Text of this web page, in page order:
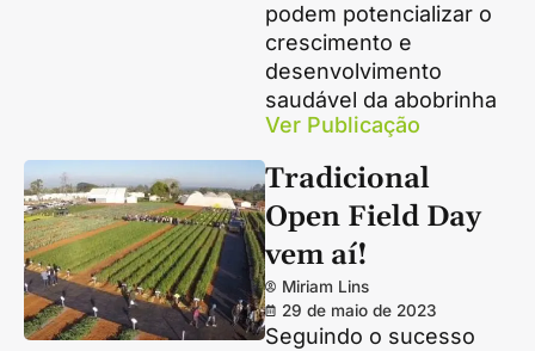
podem potencializar o
crescimento e
desenvolvimento
saudável da abobrinha
Ver Publicação
Tradicional
Open Field Day
vem aí!
Miriam Lins
29 de maio de 2023
Seguindo o sucesso